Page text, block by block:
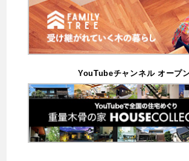
YouTubeチャンネル オープ